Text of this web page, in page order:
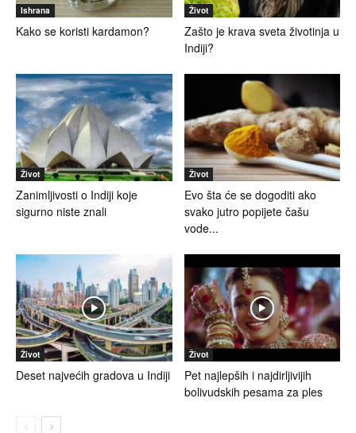
Ishrana
Kako se koristi kardamon?
Život
Zašto je krava sveta životinja u
Indiji?
Život
Zanimljivosti o Indiji koje
sigurno niste znali
Život
Evo šta će se dogoditi ako
svako jutro popijete čašu
vode...
Život
Deset najvećih gradova u Indiji
Život
Pet najlepših i najdirljivijih
bolivudskih pesama za ples